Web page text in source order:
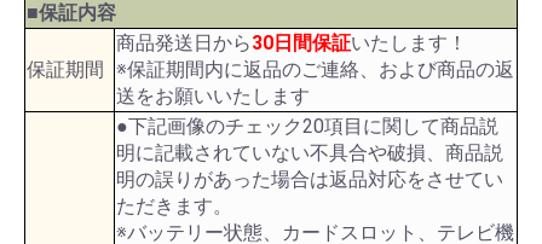
■保証内容
保証期間
商品発送日から30日間保証いたします！
※保証期間内に返品のご連絡、および商品の返
送をお願いいたします
●下記画像のチェック20項目に関して商品説
明に記載されていない不具合や破損、商品説
明の誤りがあった場合は返品対応をさせてい
ただきます。
※バッテリー状態、カードスロット、テレビ機